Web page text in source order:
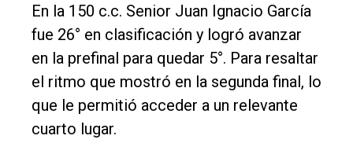
En la 150 c.c. Senior Juan Ignacio García
fue 26° en clasificación y logró avanzar
en la prefinal para quedar 5°. Para resaltar
el ritmo que mostró en la segunda final, lo
que le permitió acceder a un relevante
cuarto lugar.